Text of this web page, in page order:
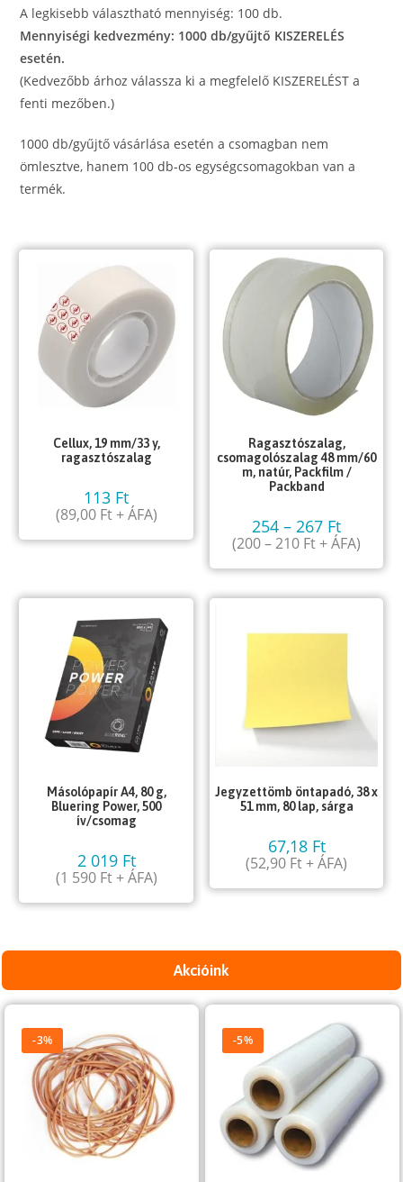
A legkisebb választható mennyiség: 100 db.
Mennyiségi kedvezmény: 1000 db/gyűjtő KISZERELÉS
esetén.
(Kedvezőbb árhoz válassza ki a megfelelő KISZERELÉST a
fenti mezőben.)
1000 db/gyűjtő vásárlása esetén a csomagban nem
ömlesztve, hanem 100 db-os egységcsomagokban van a
termék.
Cellux, 19 mm/33 y,
ragasztószalag
113 Ft
(89,00 Ft+ ÁFA)
Ragasztószalag,
csomagolószalag 48 mm/60
m, natúr, Packfilm /
Packband
254–267 Ft
(200–210 Ft+ ÁFA)
Másolópapír A4, 80 g,
Bluering Power, 500
ív/csomag
2 019 Ft
(1 590 Ft+ ÁFA)
Jegyzettömb öntapadó, 38 x
51 mm, 80 lap, sárga
67,18 Ft
(52,90 Ft+ ÁFA)
Akcióink
-3% -5%